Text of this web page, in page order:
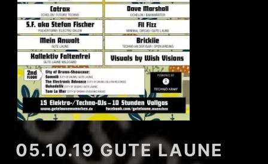
05.10.19 GUTE LAUNE